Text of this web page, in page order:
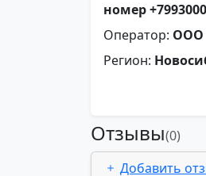
номер
Оператор: ООО
Регион:
Отзывы(0)
Добавить